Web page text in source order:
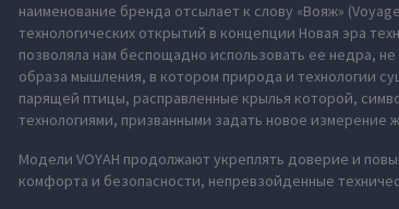
наименование бренда отсылает к слову «Вояж»
технологических открытий в концепции Новая эра
позволяла нам беспощадно использовать ее недра,
образа мышления, в котором природа и технологии
парящей птицы, расправленные крылья которой,
технологиями, призванными задать новое измерение
Модели VOYAH продолжают укреплять доверие и
комфорта и безопасности, непревзойденные